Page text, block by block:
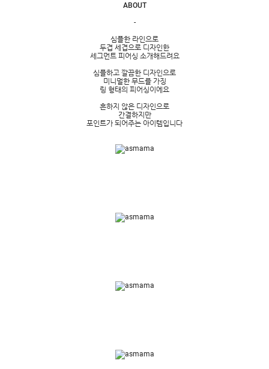
ABOUT
-
심플한 라인으로
두겹 세겹으로 디자인한
세그먼트 피어싱 소개해드려요
심플하고 깔끔한 디자인으로
미니멀한 무드를 가징
링 형태의 피어싱이에요
흔하지 않은 디자인으로
간결하지만
포인트가 되어주는 아이템입니다